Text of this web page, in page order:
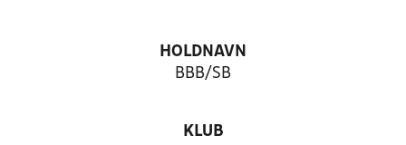
HOLDNAVN
BBB/SB
KLUB